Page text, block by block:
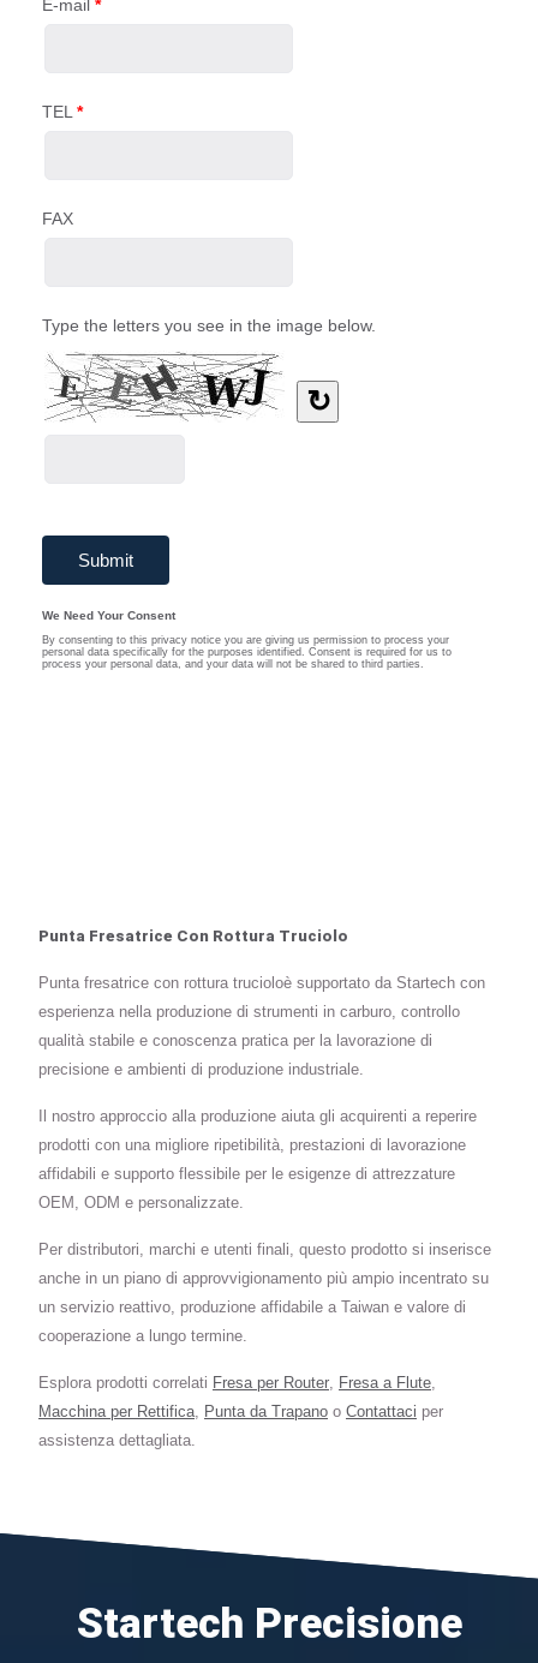
Punta Fresatrice Con Rottura Truciolo
Punta fresatrice con rottura trucioloè supportato da Startech con
esperienza nella produzione di strumenti in carburo, controllo
qualità stabile e conoscenza pratica per la lavorazione di
precisione e ambienti di produzione industriale.
Il nostro approccio alla produzione aiuta gli acquirenti a reperire
prodotti con una migliore ripetibilità, prestazioni di lavorazione
affidabili e supporto flessibile per le esigenze di attrezzature
OEM, ODM e personalizzate.
Per distributori, marchi e utenti finali, questo prodotto si inserisce
anche in un piano di approvvigionamento più ampio incentrato su
un servizio reattivo, produzione affidabile a Taiwan e valore di
cooperazione a lungo termine.
Esplora prodotti correlati Fresa per Router, Fresa a Flute,
Macchina per Rettifica, Punta da Trapano o Contattaci per
assistenza dettagliata.
Startech Precisione